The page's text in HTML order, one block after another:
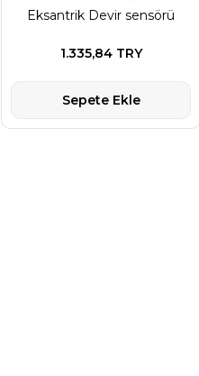
Eksantrik Devir sensörü
1.335,84 TRY
Sepete Ekle